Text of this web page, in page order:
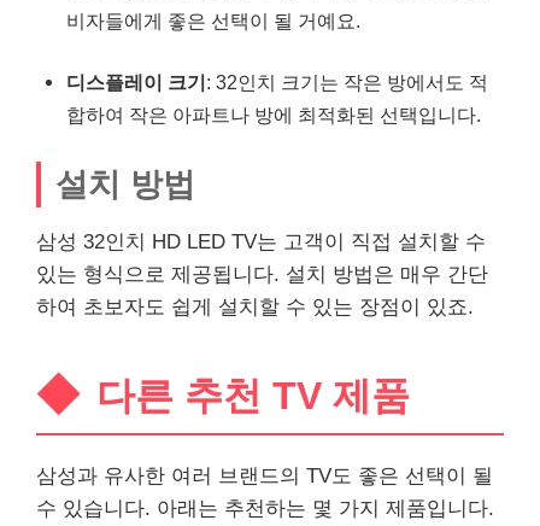
비자들에게 좋은 선택이 될 거예요.
디스플레이 크기: 32인치 크기는 작은 방에서도 적
합하여 작은 아파트나 방에 최적화된 선택입니다.
설치 방법
삼성 32인치 HD LED TV는 고객이 직접 설치할 수
있는 형식으로 제공됩니다. 설치 방법은 매우 간단
하여 초보자도 쉽게 설치할 수 있는 장점이 있죠.
다른 추천 TV 제품
삼성과 유사한 여러 브랜드의 TV도 좋은 선택이 될
수 있습니다. 아래는 추천하는 몇 가지 제품입니다.